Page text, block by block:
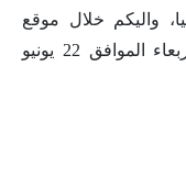
واليكم خلال موقع
“العربي” اسعار السمك خلال اليوم الاربعاء الموافق 22 يونيو